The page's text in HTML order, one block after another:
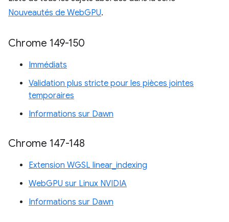
Nouveautés de WebGPU.
Chrome 149-150
Immédiats
Validation plus stricte pour les pièces jointes
temporaires
Informations sur Dawn
Chrome 147-148
Extension WGSL linear_indexing
WebGPU sur Linux NVIDIA
Informations sur Dawn